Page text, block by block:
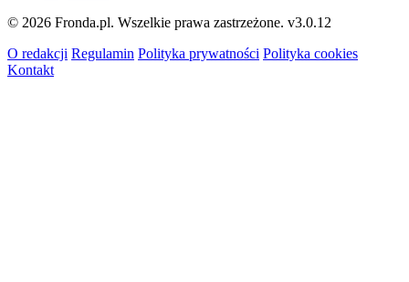
© 2026 Fronda.pl. Wszelkie prawa zastrzeżone. v3.0.12
O redakcji Regulamin Polityka prywatności Polityka cookies
Kontakt